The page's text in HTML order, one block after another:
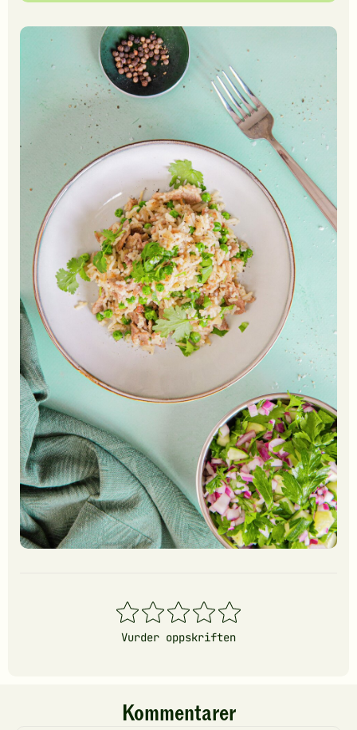
1
stjerner
2
stjerner
3
stjerner
4
stjerner
5
stjerner
Vurder oppskriften
Kommentarer